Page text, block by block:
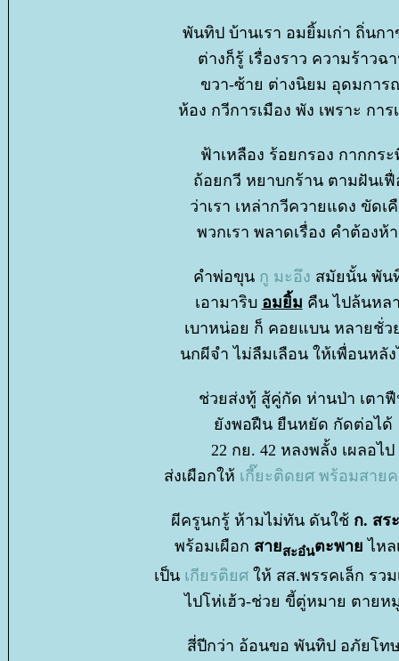
พันทิป บ้านเรา อมยิ้มเก่า ถิ่นกา
ต่างก็รู้ เรื่องราว ความร้าวฉ
ขวา-ซ้าย ต่างนิยม อุดมการ
ห้อง กวีการเมือง พัง เพราะ การ
ฟ้าเหลือง ร้อยกรอง กากกระ
ถ้อยกวี หยาบกร้าน ตามฝันเฟื่
ว่าเรา เหล่ากวีควายแดง ขัดเ
พวกเรา พลาดเรื่อง คำต้องห้
คำพ่อขุน กู มะอึง สมัยนั้น พัน
เอามาริบ อมยิ้ม คืน ไปล้นหล
เบาหน่อย ก็ คอยแบน หลายชั่ว
นกผีจำ ไม่ลืมเลือน ให้เพื่อนหลั
ช่วยส่งทู้ สู้คู่กัด ห่านป่า เตา
ังพอฝืน ยืนหยัด กัดต่อได้
22 กย. 42 หลงพลั้ง เผลอไป
ส่งเผือกให้ เกี๊ยะติดยศ พร้อมสายค
ผีครูนกรู้ ห้ามไม่ทัน ดันใช้ ก. สร
พร้อมเผือก สาสะอ๋นตะพา ไหล
เป็น เกียรติยศ ห้ สส.พรรคเล็ก รวม
ไปโห่เฮ้ว-ช่วย ขี้ตู่หมาย ตายห
สี่ปีกว่า อ้อนขอ พันทิป อภัยโท